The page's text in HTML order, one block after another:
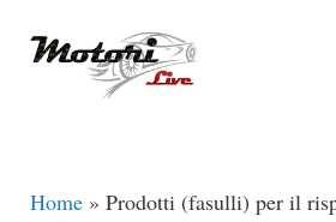
Home » Prodotti (fasulli) per il